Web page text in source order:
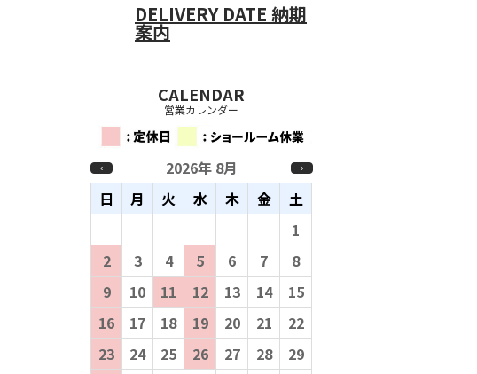
DELIVERY DATE 納期
案内
CALENDAR
営業カレンダー
‹ 2026年 8月 ›
日 月 火 水 木 金
土
1
2
3 4 5 6 7
8
9
10 11 12 13 14
15
16
17 18 19 20 21
22
23
24 25 26 27 28 29